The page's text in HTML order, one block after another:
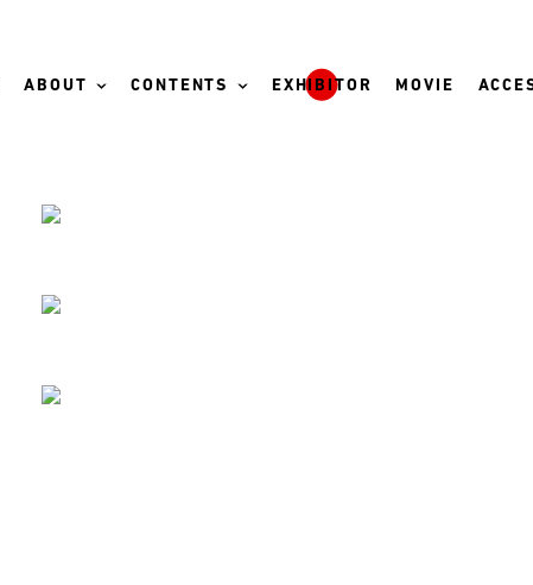
ABOUT CONTENTS EXHIBITOR MOVIE